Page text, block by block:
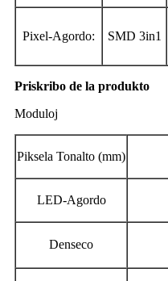
Pixel-Agordo: SMD 3in1
Priskribo de la produkto
Moduloj
Piksela Tonalto (mm)
LED-Agordo
Denseco